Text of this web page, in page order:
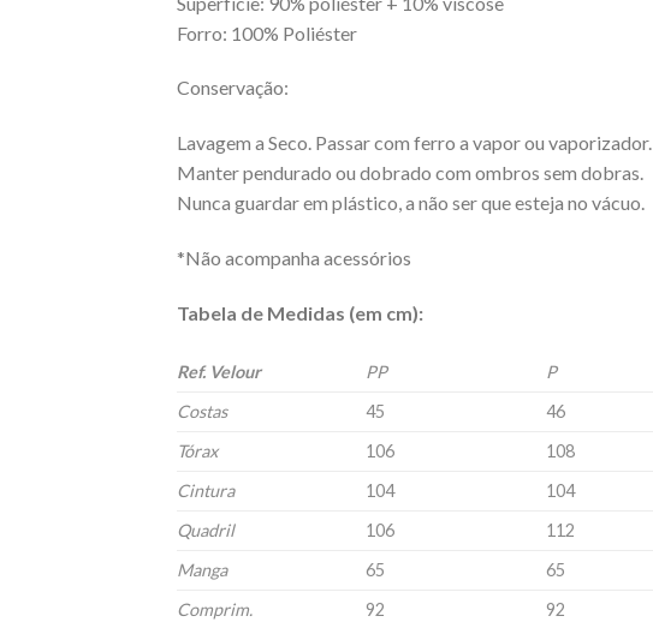
Forro: 100% Poliéster
Conservação:
Lavagem a Seco. Passar com ferro a vapor ou vaporizador.
Manter pendurado ou dobrado com ombros sem dobras.
Nunca guardar em plástico, a não ser que esteja no vácuo.
*Não acompanha acessórios
Tabela de Medidas (em cm):
Ref. Velour PP P
Costas
45 46
Tórax
106 108
Cintura
104 104
Quadril
106 112
Manga
65 65
Comprim.
92 92